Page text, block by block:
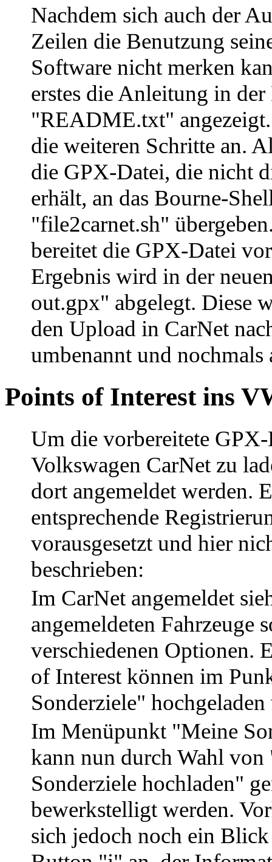
Nachdem sich auch der
Zeilen die Benutzung
Software nicht merken
erstes die Anleitung in der
"README.txt"
die weiteren Schritte an.
die GPX-Datei, die nicht
erhält, an das Bourne-
"file2carnet.sh"
bereitet die GPX-Datei
Ergebnis wird in der
out.gpx" abgelegt. Diese
den Upload in CarNet
umbenannt und nochmals
Points of Interest ins
Um die vorbereitete
Volkswagen CarNet zu
dort angemeldet werden.
entsprechende
vorausgesetzt und hier
beschrieben:
Im CarNet angemeldet
angemeldeten Fahrzeuge
verschiedenen Optionen.
of Interest können im
Sonderziele"
Im Menüpunkt "Meine
kann nun durch Wahl
Sonderziele hochladen"
bewerkstelligt werden.
sich jedoch noch ein